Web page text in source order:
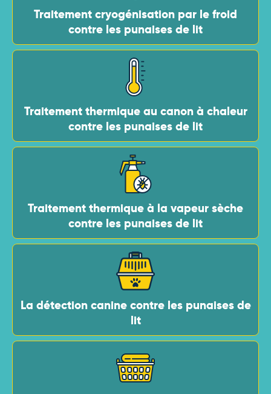
Traitement cryogénisation par le froid
contre les punaises de lit
Traitement thermique au canon à chaleur
contre les punaises de lit
Traitement thermique à la vapeur sèche
contre les punaises de lit
La détection canine contre les punaises de
lit